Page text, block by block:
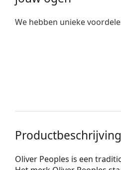
We hebben unieke
Productbeschrijving
Oliver Peoples is een